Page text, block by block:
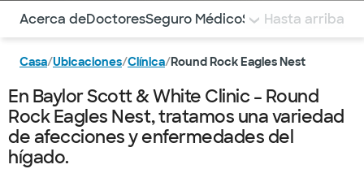
Utilice esta navegación para saltar rápidamente a
Acerca deDoctoresSeguro MédicoServicios Pagar la
Hasta arriba
Casa/Ubicaciones/Clínica/Round Rock Eagles Nest
En Baylor Scott & White Clinic – Round
Rock Eagles Nest, tratamos una variedad
de afecciones y enfermedades del
hígado.